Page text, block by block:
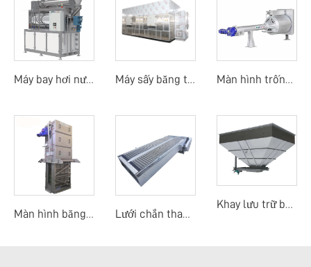
Máy bay hơi nước thải Máy sấy băng tải nhiệt độ thấp bằng bơm nhiệt Màn hình trống quay mịn
Màn hình băng dòng trung tâm Lưới chắn thanh mảnh
Khay lưu trữ bùn